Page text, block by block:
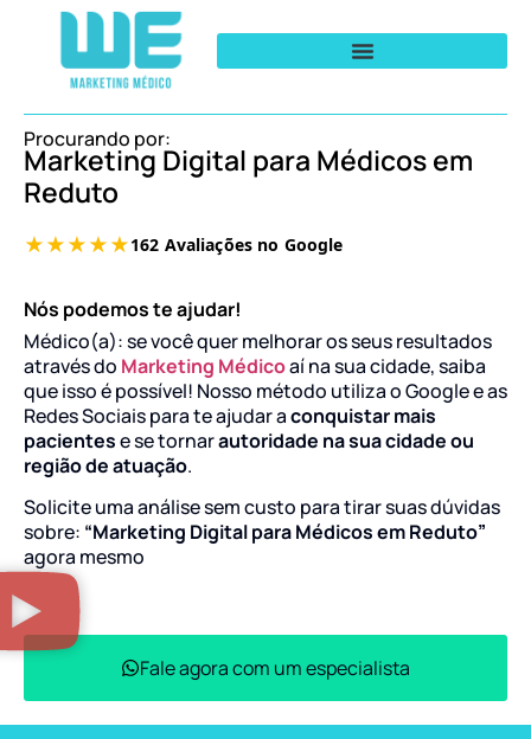
Procurando por:
Marketing Digital para Médicos em
Reduto
Nós podemos te ajudar!
Médico(a): se você quer melhorar os seus resultados
através do Marketing Médicoaí na sua cidade, saiba
que isso é possível! Nosso método utiliza o Google e as
Redes Sociais para te ajudar aconquistar mais
pacientese se tornarautoridade na sua cidade ou
região de atuação.
Solicite uma análise sem custo para tirar suas dúvidas
sobre: “Marketing Digital para Médicos em Reduto”
agora mesmo
Fale agora com um especialista